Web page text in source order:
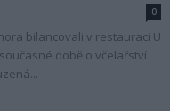
0
bilancovali v restauraci U
době o včelařství